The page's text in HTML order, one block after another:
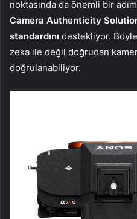
noktasında da önemli bir
Camera Authenticity
standardını destekliyor.
zeka ile değil doğrudan
doğrulanabiliyor.